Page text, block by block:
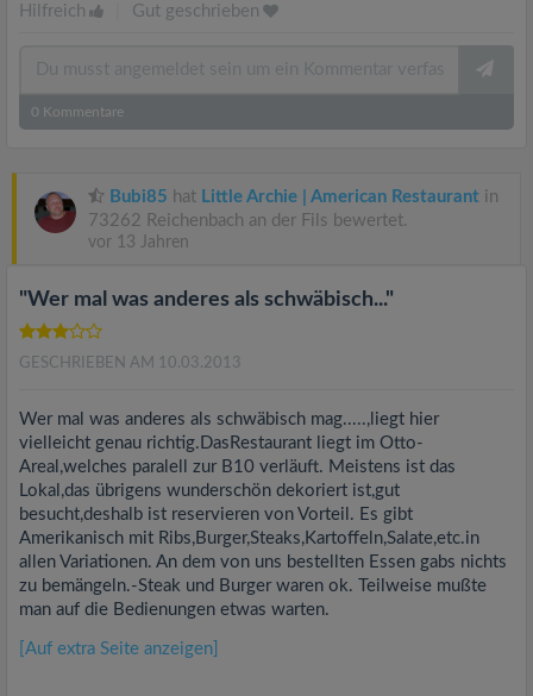
Hilfreich Gut geschrieben
0 Kommentare
Bubi85 hat Little Archie | American Restaurant in
73262 Reichenbach an der Fils bewertet.
vor 13 Jahren
"Wer mal was anderes als schwäbisch..."
GESCHRIEBEN AM 10.03.2013
Wer mal was anderes als schwäbisch mag.....,liegt hier
vielleicht genau richtig.DasRestaurant liegt im Otto-
Areal,welches paralell zur B10 verläuft. Meistens ist das
Lokal,das übrigens wunderschön dekoriert ist,gut
besucht,deshalb ist reservieren von Vorteil. Es gibt
Amerikanisch mit Ribs,Burger,Steaks,Kartoffeln,Salate,etc.in
allen Variationen. An dem von uns bestellten Essen gabs nichts
zu bemängeln.-Steak und Burger waren ok. Teilweise mußte
man auf die Bedienungen etwas warten.
[Auf extra Seite anzeigen]